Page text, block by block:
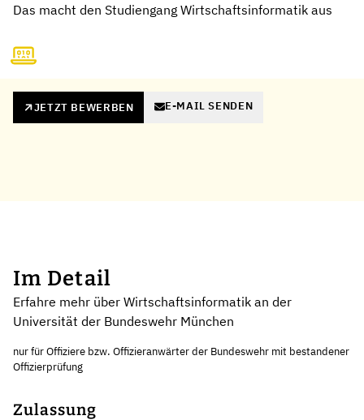
Das macht den Studiengang Wirtschaftsinformatik aus
JETZT BEWERBEN E-MAIL SENDEN
Im Detail
Erfahre mehr über Wirtschaftsinformatik an der
Universität der Bundeswehr München
nur für Offiziere bzw. Offizieranwärter der Bundeswehr mit bestandener
Offizierprüfung
Zulassung